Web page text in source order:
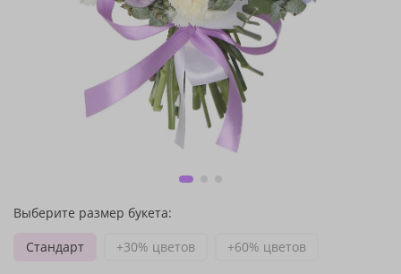
Выберите размер букета:
Стандарт
+30% цветов +60% цветов